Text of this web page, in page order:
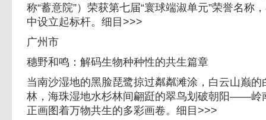
称“蓄意院”）荣获第七届“寰球端淑单元”荣誉名称
中设立起标杆。细目>>>
广州市
穗野和鸣：解码生物种种性的共生篇章
当南沙湿地的黑脸琵鹭掠过粼粼滩涂，白云山巅
林，海珠湿地水杉林间翩跹的翠鸟划破朝阳——岭
正画图着万物共生的多彩画卷。细目>>>